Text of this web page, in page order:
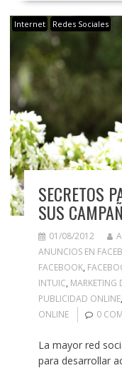
Internet Redes Sociales
SECRETOS
SUS
01/08/2012
ANUNCIOS EN
FACEBOOK,
INTUIC, MARKETING
PUBLICIDAD ONLINE,
ONLINE
0
La mayor red
para desarrollar